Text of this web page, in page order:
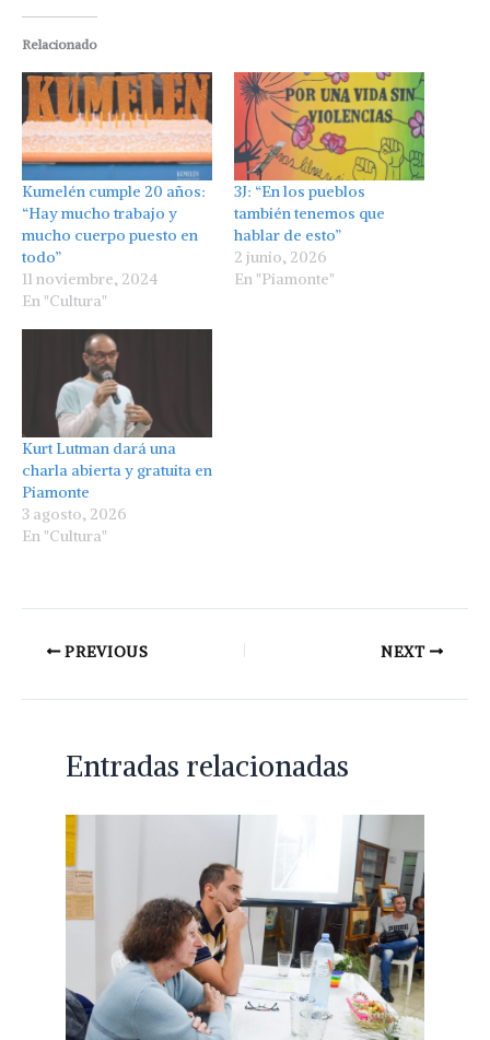
Relacionado
Kumelén cumple 20 años:
“Hay mucho trabajo y
mucho cuerpo puesto en
todo”
11 noviembre, 2024
En "Cultura"
3J: “En los pueblos
también tenemos que
hablar de esto”
2 junio, 2026
En "Piamonte"
Kurt Lutman dará una
charla abierta y gratuita en
Piamonte
3 agosto, 2026
En "Cultura"
PREVIOUS NEXT
Entradas relacionadas